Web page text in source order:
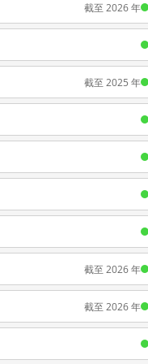
截至 2026 年
截至 2025 年
截至 2026 年
截至 2026 年